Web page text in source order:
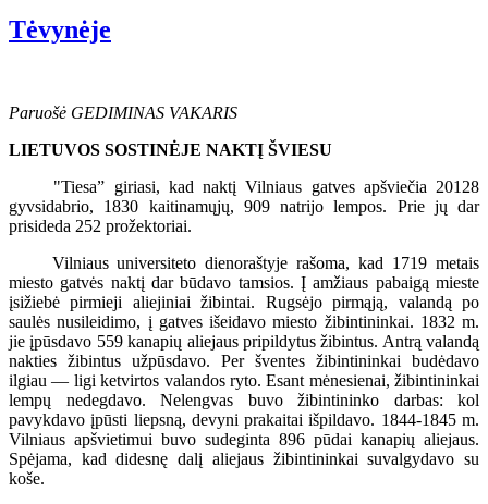
Tėvynėje
Paruošė GEDIMINAS VAKARIS
LIETUVOS SOSTINĖJE NAKTĮ ŠVIESU
"Tiesa” giriasi, kad naktį Vilniaus gatves apšviečia 20128
gyvsidabrio, 1830 kaitinamųjų, 909 natrijo lempos. Prie jų dar
prisideda 252 prožektoriai.
Vilniaus universiteto dienoraštyje rašoma, kad 1719 metais
miesto gatvės naktį dar būdavo tamsios. Į amžiaus pabaigą mieste
įsižiebė pirmieji aliejiniai žibintai. Rugsėjo pirmąją, valandą po
saulės nusileidimo, į gatves išeidavo miesto žibintininkai. 1832 m.
jie įpūsdavo 559 kanapių aliejaus pripildytus žibintus. Antrą valandą
nakties žibintus užpūsdavo. Per šventes žibintininkai budėdavo
ilgiau — ligi ketvirtos valandos ryto. Esant mėnesienai, žibintininkai
lempų nedegdavo. Nelengvas buvo žibintininko darbas: kol
pavykdavo įpūsti liepsną, devyni prakaitai išpildavo. 1844-1845 m.
Vilniaus apšvietimui buvo sudeginta 896 pūdai kanapių aliejaus.
Spėjama, kad didesnę dalį aliejaus žibintininkai suvalgydavo su
koše.